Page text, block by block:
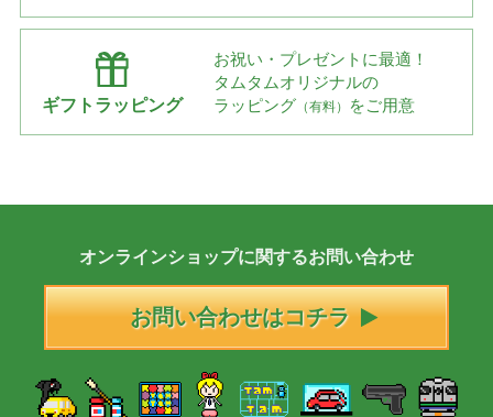
ギフトラッピング
お祝い・プレゼントに最適！
タムタムオリジナルの
ラッピング （有料） をご用意
オンラインショップに関するお問い合わせ
お問い合わせはコチラ